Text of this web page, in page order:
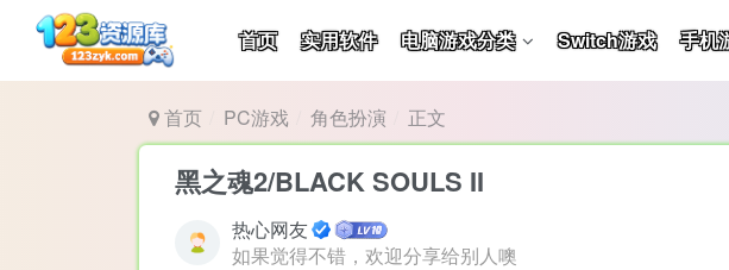
首页 实用软件 电脑游戏分类 Switch游戏 手机
首页 PC游戏 角色扮演 正文
黑之魂2/BLACK SOULS II
热心网友
如果觉得不错，欢迎分享给别人噢